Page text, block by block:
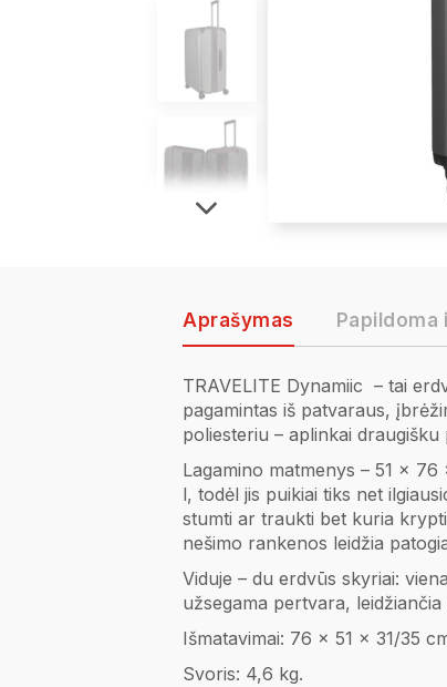
Aprašymas
TRAVELITE Dynamiic – tai
pagamintas iš patvaraus,
poliesteriu – aplinkai draugišku
Lagamino matmenys – 51 ×
l, todėl jis puikiai tiks net
stumti ar traukti bet kuria
nešimo rankenos leidžia
Viduje – du erdvūs skyriai:
užsegama pertvara,
Išmatavimai: 76 x 51 x 31/35
Svoris: 4,6 kg.